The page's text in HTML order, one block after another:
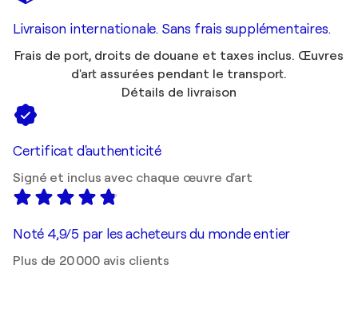
Livraison internationale. Sans frais supplémentaires.
Frais de port, droits de douane et taxes inclus. Œuvres
d'art assurées pendant le transport.
Détails de livraison
Certificat d'authenticité
Signé et inclus avec chaque œuvre d'art
Noté 4,9/5 par les acheteurs du monde entier
Plus de 20 000 avis clients